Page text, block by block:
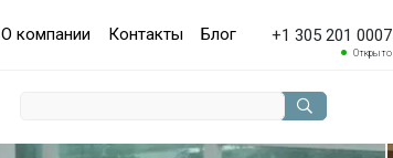
О компании Контакты Блог +1 305 201 0007
Открыто